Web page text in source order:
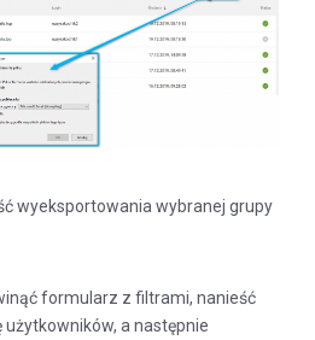
wyeksportowania wybranej grupy
formularz z filtrami, nanieść
a następnie